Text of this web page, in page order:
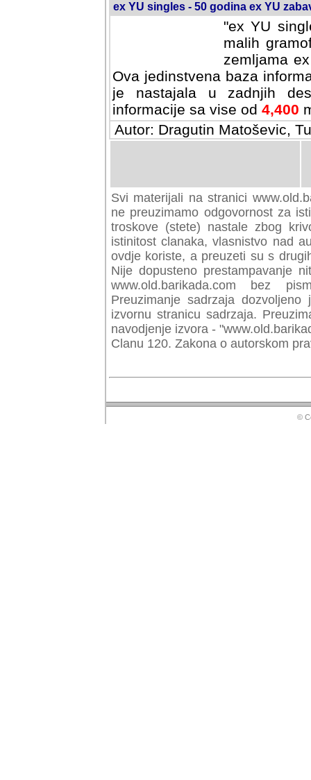
ex YU singles - 50 godina ex YU
"ex YU
malih
zemljama
Ova jedinstvena baza
je nastajala u zadnjih
informacije sa vise od 4,400
Autor: Dragutin Matoševic,
Svi materijali na stranici
preuzimamo odgovornost za
troskove (stete) nastale zbog
istinitost clanaka, vlasnistvo nad
ovdje koriste, a preuzeti su s
Nije dopusteno prestampavanje
www.old.barikada.com bez
Preuzimanje sadrzaja
izvornu stranicu sadrzaja.
navodjenje izvora -
Clanu 120. Zakona o autorskom
©